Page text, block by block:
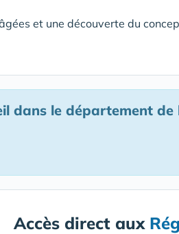
et une découverte du
dans le département de
Accès direct aux